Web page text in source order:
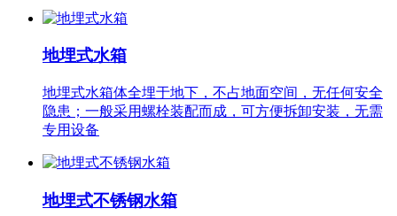
地埋式水箱
地埋式水箱体全埋于地下，不占地面空间，无任何安全
隐患；一般采用螺栓装配而成，可方便拆卸安装，无需
专用设备
地埋式不锈钢水箱